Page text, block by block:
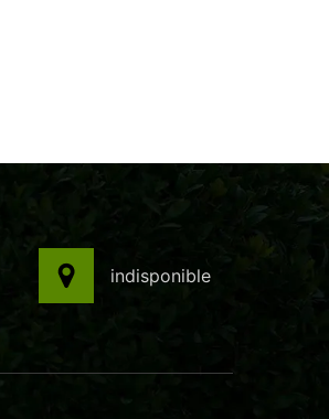
indisponible